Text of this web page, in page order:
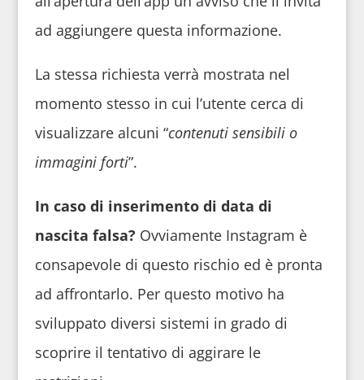
ad aggiungere questa informazione.
La stessa richiesta verrà mostrata nel
momento stesso in cui l’utente cerca di
visualizzare alcuni “contenuti sensibili o
immagini forti”.
In caso di inserimento di data di
nascita falsa? Ovviamente Instagram è
consapevole di questo rischio ed è pronta
ad affrontarlo. Per questo motivo ha
sviluppato diversi sistemi in grado di
scoprire il tentativo di aggirare le